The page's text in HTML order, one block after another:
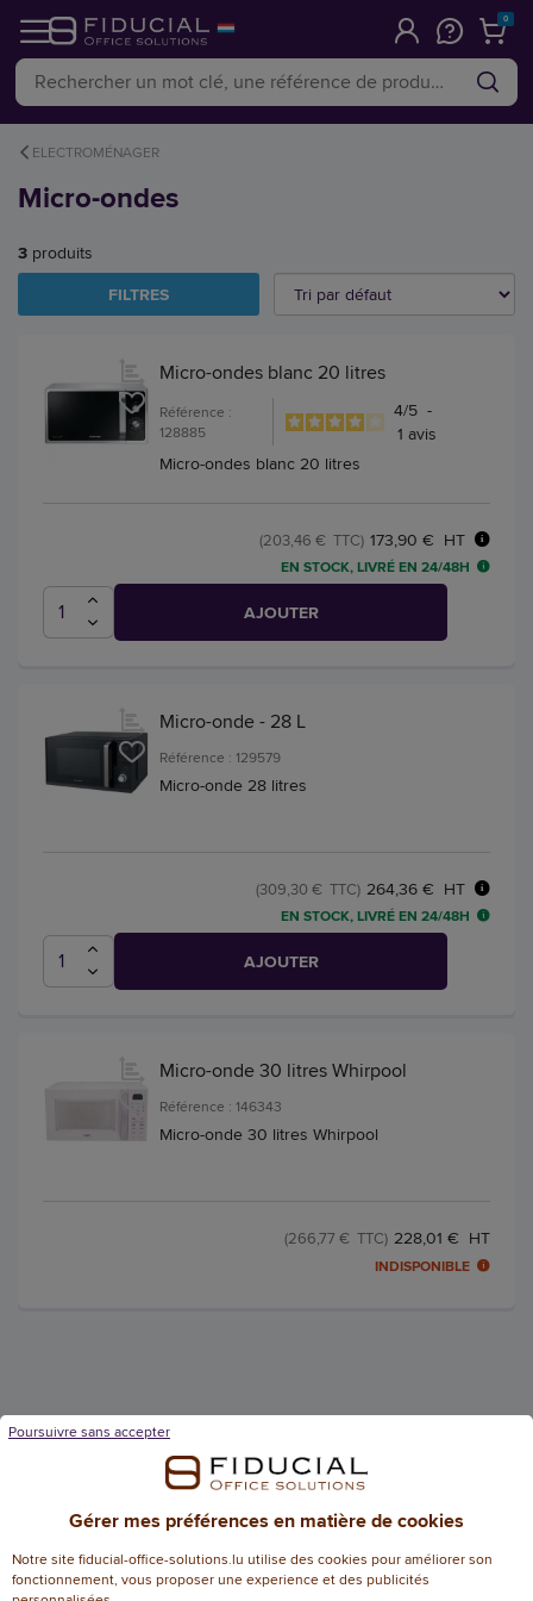
0
ELECTROMÉNAGER
Micro-ondes
3 produits
FILTRES
Micro-ondes blanc 20 litres
Référence :
128885
4/5 -
1 avis
Micro-ondes blanc 20 litres
173,90 € HT
(203,46 € TTC)
EN STOCK, LIVRÉ EN 24/48H
AJOUTER
Micro-onde - 28 L
Référence : 129579
Micro-onde 28 litres
264,36 € HT
(309,30 € TTC)
EN STOCK, LIVRÉ EN 24/48H
AJOUTER
Micro-onde 30 litres Whirpool
Référence : 146343
Micro-onde 30 litres Whirpool
228,01 € HT
(266,77 € TTC)
INDISPONIBLE
Fiducial Office Solutions en Europe
Gérer mes préférences en matière de cookies
Notre site fiducial-office-solutions.lu utilise des cookies pour améliorer son
fonctionnement, vous proposer une experience et des publicités
Poursuivre sans accepter